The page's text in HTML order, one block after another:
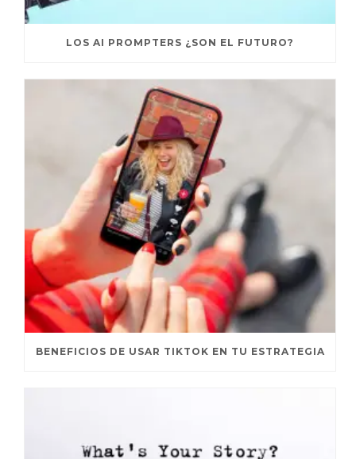
LOS AI PROMPTERS ¿SON EL FUTURO?
BENEFICIOS DE USAR TIKTOK EN TU ESTRATEGIA